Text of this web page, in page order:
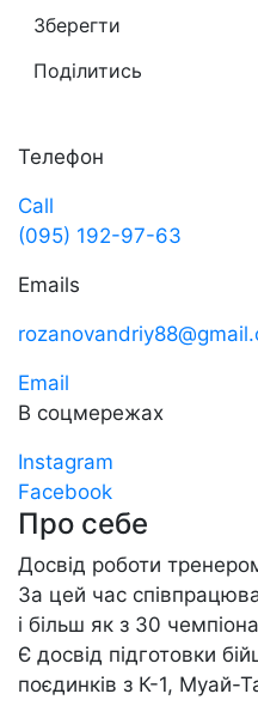
Зберегти
Поділитись
Телефон
Call
(095) 192-97-63
Emails
Email
В соцмережах
Instagram
Facebook
Про себе
Досвід роботи
За цей час
і більш як з 30
Є досвід підготовки
поєдинків з К-1, Муай-